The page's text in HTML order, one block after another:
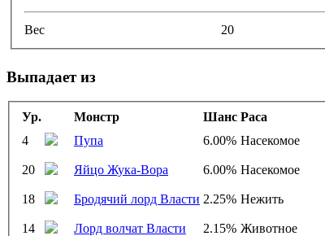
Вес 20
Выпадает из
Ур. Монстр Шанс Раса
4
Пупа 6.00% Насекомое
20 Яйцо Жука-Вора 6.00% Насекомое
18 Бродячий лорд Власти 2.25% Нежить
14 Лорд волчат Власти 2.15% Животное